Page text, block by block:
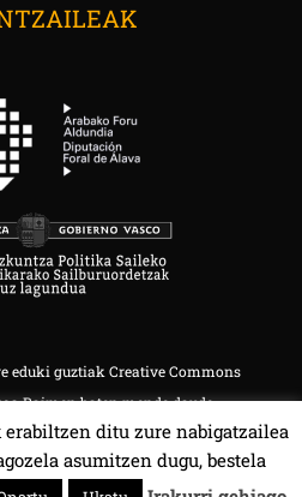
eduki guztiak Creative Commons
Baimen baten mende daude.
ditu zure nabigatzailea
asumitzen dugu, bestela